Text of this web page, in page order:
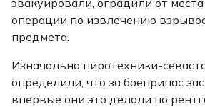
эвакуировали, оградили от
операции по извлечению
предмета.
Изначально пиротехники-
определили, что за боеприпас
впервые они это делали по